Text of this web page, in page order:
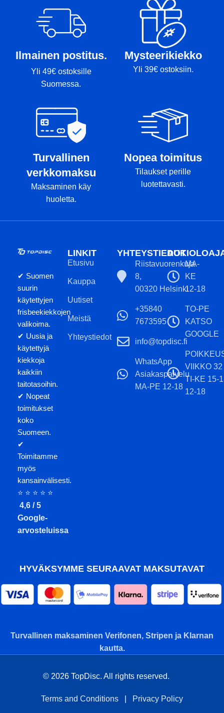
Ilmainen postitus.
Yli 49€ ostoksille
Suomessa.
Mysteerikiekko
Yli 39€ ostoksiin.
Turvallinen
verkkomaksu
Maksaminen käy
huoletta.
Nopea toimitus
Tilaukset perille
luotettavasti.
✔ Suomen
suurin
käytettyjen
frisbeekiekkojen
valikoima.
✔ Uusia ja
käytettyjä
kiekkoja
kaikkiin
taitotasoihin.
✔ Nopeat
toimitukset
koko
Suomeen.
✔
Toimitamme
myös
kansainvälisesti.
⭐ ⭐ ⭐ ⭐ ⭐
4,6 / 5
Google-
arvosteluissa
LINKIT
Etusivu
Kauppa
Uutiset
Meistä
Yhteystiedot
YHTEYSTIEDOT
Riistavuorenkuja
8,
00320 Helsinki
+35840
7673595
info@topdisc.fi
WhatsApp
Asiakaspalvelu
MA-PE 12-18
MA-
KE
12-18
TO-PE
KATSO
GOOGLE
VIIKKO 32
TI-KE 15-
12-18
HYVÄKSYMME SEURAAVAT MAKSUTAVAT
Turvallinen maksaminen Verifonen, Stripen ja Klarnan
kautta.
© 2026 TopDisc. All rights reserved.
Terms and Conditions Privacy Policy